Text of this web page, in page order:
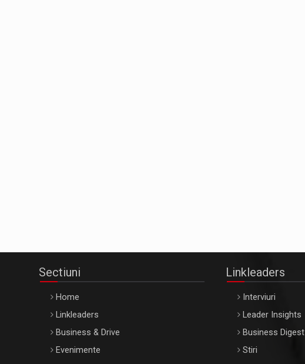
Sectiuni
Home
Linkleaders
Business & Drive
Evenimente
Linkleaders
Interviuri
Leader Insights
Business Digest
Stiri